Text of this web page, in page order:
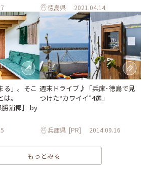
徳島県 2021.04.14
る」。そこ
。
郡］ by
週末ドライブ♪「兵庫･徳島で見
つけた“カワイイ”4選」
兵庫県 [PR] 2014.09.16
もっとみる